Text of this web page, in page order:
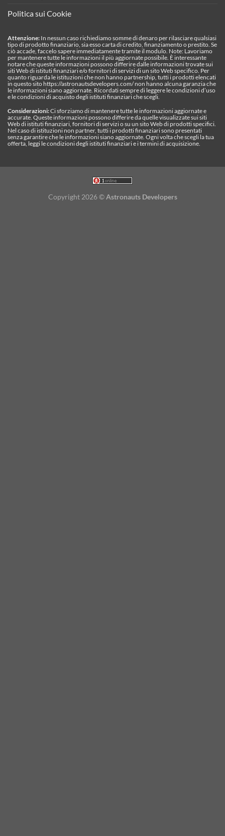
Politica sui Cookie
Attenzione: In nessun caso richiediamo somme di denaro per rilasciare qualsiasi
tipo di prodotto finanziario, sia esso carta di credito, finanziamento o prestito. Se
ciò accade, faccelo sapere immediatamente tramite il modulo. Note: Lavoriamo
per mantenere tutte le informazioni il più aggiornate possibile. È interessante
notare che queste informazioni possono differire dalle informazioni trovate sui
siti Web di istituti finanziari e/o fornitori di servizi di un sito Web specifico. Per
quanto riguarda le istituzioni che non hanno partnership, tutti i prodotti elencati
in questo sito https://astronautsdevelopers.com/ non hanno alcuna garanzia che
le informazioni siano aggiornate. Ricordati sempre di leggere le condizioni d’uso
e le condizioni di acquisto degli istituti finanziari che scegli.
Considerazioni:Ci sforziamo di mantenere tutte le informazioni aggiornate e
accurate. Queste informazioni possono differire da quelle visualizzate sui siti
Web di istituti finanziari, fornitori di servizi o su un sito Web di prodotti specifici.
Nel caso di istituzioni non partner, tutti i prodotti finanziari sono presentati
senza garantire che le informazioni siano aggiornate. Ogni volta che scegli la tua
offerta, leggi le condizioni degli istituti finanziari e i termini di acquisizione.
Copyright 2026 ©Astronauts Developers